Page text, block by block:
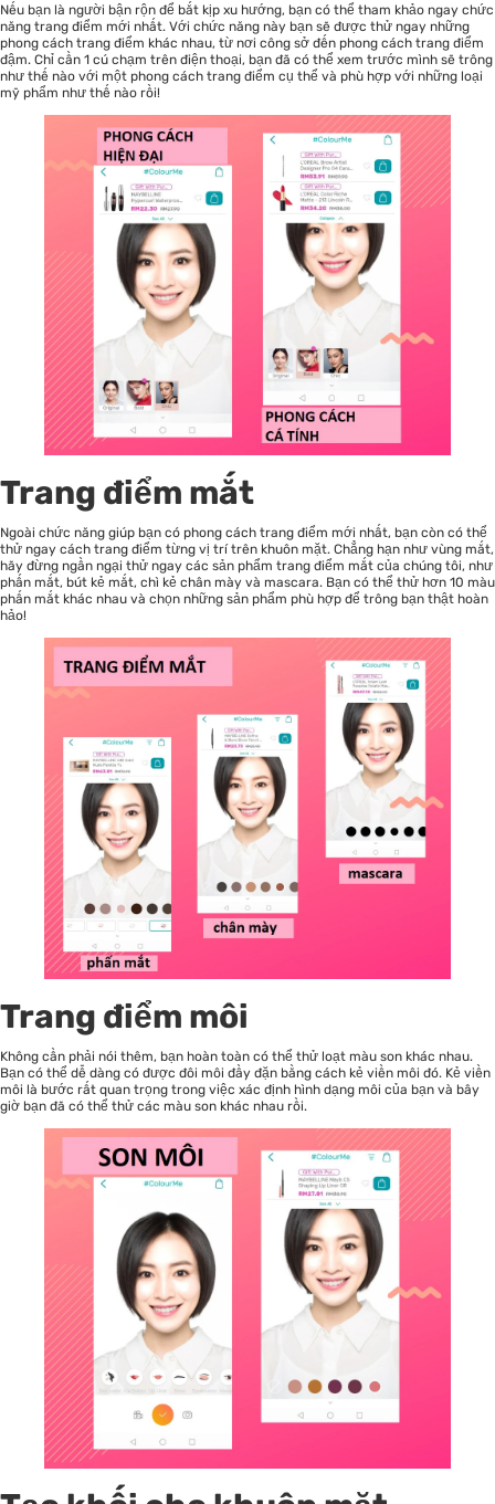
Nếu bạn là người bận rộn để bắt kịp xu hướng, bạn có thể tham khảo ngay chức
năng trang điểm mới nhất. Với chức năng này bạn sẽ được thử ngay những
phong cách trang điểm khác nhau, từ nơi công sở đến phong cách trang điểm
đậm. Chỉ cần 1 cú chạm trên điện thoại, bạn đã có thể xem trước mình sẽ trông
như thế nào với một phong cách trang điểm cụ thể và phù hợp với những loại
mỹ phẩm như thế nào rồi!
Trang điểm mắt
Ngoài chức năng giúp bạn có phong cách trang điểm mới nhất, bạn còn có thể
thử ngay cách trang điểm từng vị trí trên khuôn mặt. Chẳng hạn như vùng mắt,
hãy đừng ngần ngại thử ngay các sản phẩm trang điểm mắt của chúng tôi, như
phấn mắt, bút kẻ mắt, chì kẻ chân mày và mascara. Bạn có thể thử hơn 10 màu
phấn mắt khác nhau và chọn những sản phẩm phù hợp để trông bạn thật hoàn
hảo!
Trang điểm môi
Không cần phải nói thêm, bạn hoàn toàn có thể thử loạt màu son khác nhau.
Bạn có thể dễ dàng có được đôi môi đầy đặn bằng cách kẻ viền môi đó. Kẻ viền
môi là bước rất quan trọng trong việc xác định hình dạng môi của bạn và bây
giờ bạn đã có thể thử các màu son khác nhau rồi.